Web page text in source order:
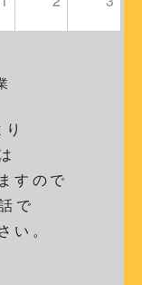
すので
で
い。